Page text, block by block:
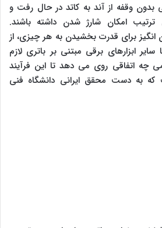
بدون وقفه از آند به کاتد در حال رفت و
امکان شارژ شدن داشته باشند.
برای قدرت بخشیدن به هر چیزی، از
ابزارهای برقی مبتنی بر باتری لازم
چه اتفاقی روی می دهد تا این فرآیند
به دست محقق ایرانی دانشگاه فنی